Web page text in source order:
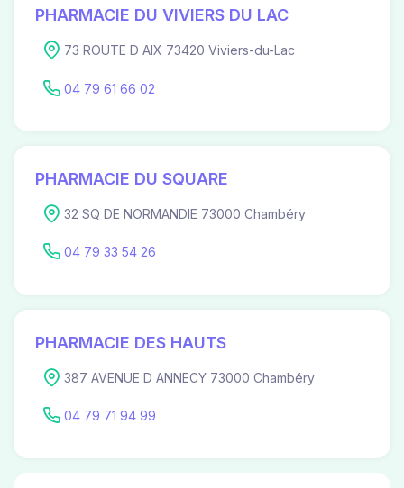
PHARMACIE DU VIVIERS DU LAC
73 ROUTE D AIX 73420 Viviers-du-Lac
04 79 61 66 02
PHARMACIE DU SQUARE
32 SQ DE NORMANDIE 73000 Chambéry
04 79 33 54 26
PHARMACIE DES HAUTS
387 AVENUE D ANNECY 73000 Chambéry
04 79 71 94 99